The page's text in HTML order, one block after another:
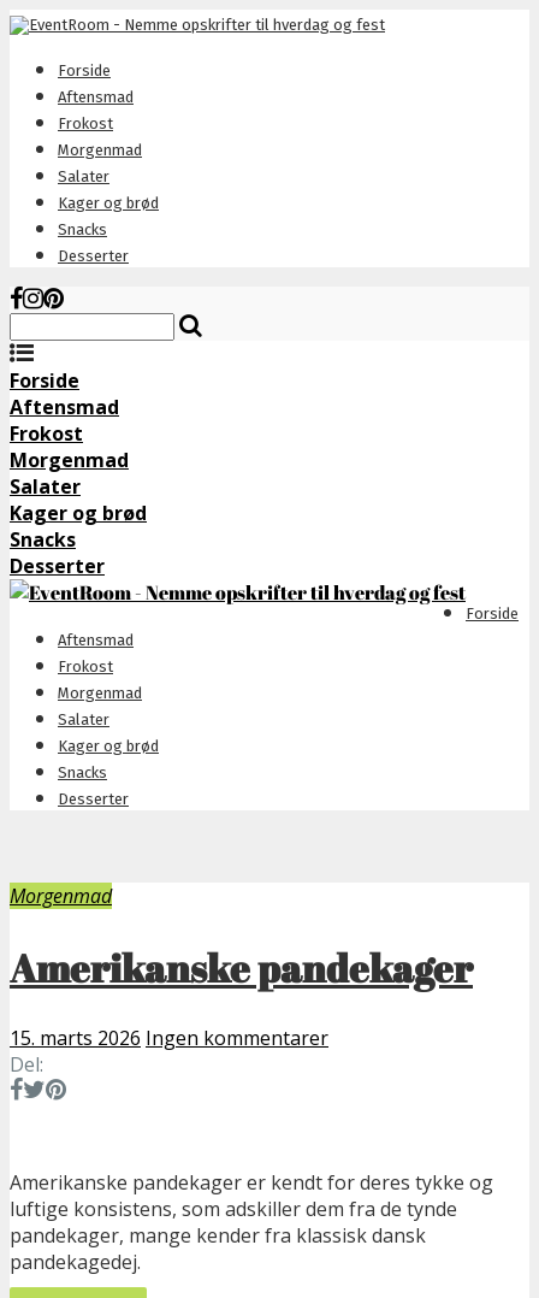
Forside
Aftensmad
Frokost
Morgenmad
Salater
Kager og brød
Snacks
Desserter
Forside
Aftensmad
Frokost
Morgenmad
Salater
Kager og brød
Snacks
Desserter
Forside
Aftensmad
Frokost
Morgenmad
Salater
Kager og brød
Snacks
Desserter
Morgenmad
Amerikanske pandekager
15. marts 2026 Ingen kommentarer
Del:
Amerikanske pandekager er kendt for deres tykke og
luftige konsistens, som adskiller dem fra de tynde
pandekager, mange kender fra klassisk dansk
pandekagedej.